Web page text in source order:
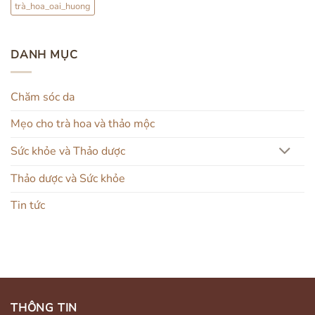
trà_hoa_oai_huong
DANH MỤC
Chăm sóc da
Mẹo cho trà hoa và thảo mộc
Sức khỏe và Thảo dược
Thảo dược và Sức khỏe
Tin tức
THÔNG TIN